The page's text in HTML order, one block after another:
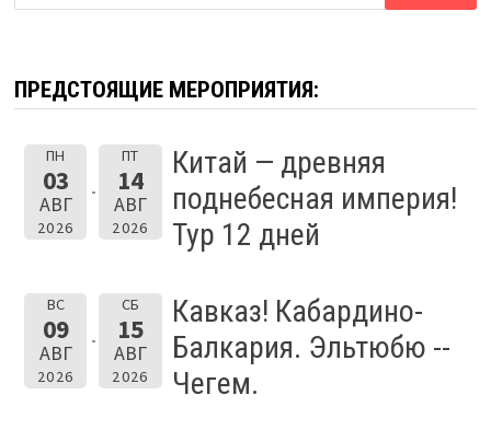
ПРЕДСТОЯЩИЕ МЕРОПРИЯТИЯ:
ПН
03
АВГ
2026
ПТ
14
АВГ
2026
Китай — древняя
поднебесная империя!
Тур 12 дней
ВС
09
АВГ
2026
СБ
15
АВГ
2026
Кавказ! Кабардино-
Балкария. Эльтюбю --
Чегем.